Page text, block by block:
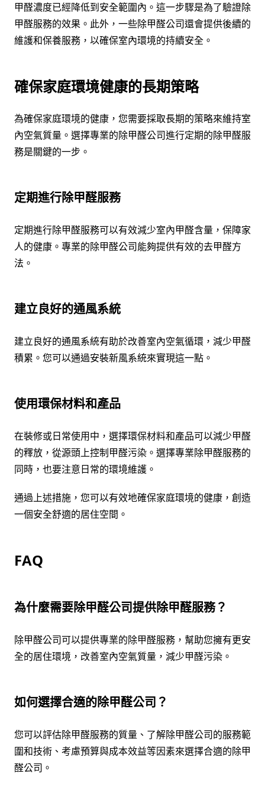
甲醛濃度已經降低到安全範圍內。這一步驟是為了驗證除
甲醛服務的效果。此外，一些除甲醛公司還會提供後續的
維護和保養服務，以確保室內環境的持續安全。
確保家庭環境健康的長期策略
為確保家庭環境的健康，您需要採取長期的策略來維持室
內空氣質量。選擇專業的除甲醛公司進行定期的除甲醛服
務是關鍵的一步。
定期進行除甲醛服務
定期進行除甲醛服務可以有效減少室內甲醛含量，保障家
人的健康。專業的除甲醛公司能夠提供有效的去甲醛方
法。
建立良好的通風系統
建立良好的通風系統有助於改善室內空氣循環，減少甲醛
積累。您可以通過安裝新風系統來實現這一點。
使用環保材料和產品
在裝修或日常使用中，選擇環保材料和產品可以減少甲醛
的釋放，從源頭上控制甲醛污染。選擇專業除甲醛服務的
同時，也要注意日常的環境維護。
通過上述措施，您可以有效地確保家庭環境的健康，創造
一個安全舒適的居住空間。
FAQ
為什麼需要除甲醛公司提供除甲醛服務？
除甲醛公司可以提供專業的除甲醛服務，幫助您擁有更安
全的居住環境，改善室內空氣質量，減少甲醛污染。
如何選擇合適的除甲醛公司？
您可以評估除甲醛服務的質量、了解除甲醛公司的服務範
圍和技術、考慮預算與成本效益等因素來選擇合適的除甲
醛公司。